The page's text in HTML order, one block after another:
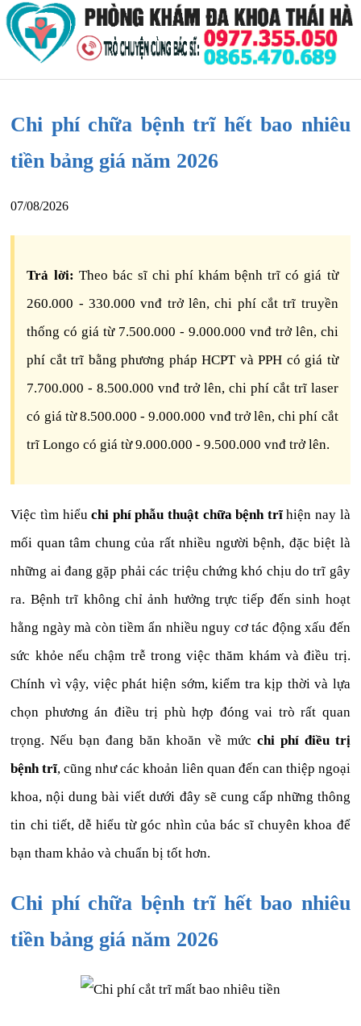
Chi phí chữa bệnh trĩ hết bao nhiêu
tiền bảng giá năm 2026
07/08/2026
Trả lời: Theo bác sĩ chi phí khám bệnh trĩ có giá từ
260.000 - 330.000 vnđ trở lên, chi phí cắt trĩ truyền
thống có giá từ 7.500.000 - 9.000.000 vnđ trở lên, chi
phí cắt trĩ bằng phương pháp HCPT và PPH có giá từ
7.700.000 - 8.500.000 vnđ trở lên, chi phí cắt trĩ laser
có giá từ 8.500.000 - 9.000.000 vnđ trở lên, chi phí cắt
trĩ Longo có giá từ 9.000.000 - 9.500.000 vnđ trở lên.
Việc tìm hiểuchi phí phẫu thuật chữa bệnh trĩhiện nay là
mối quan tâm chung của rất nhiều người bệnh, đặc biệt là
những ai đang gặp phải các triệu chứng khó chịu do trĩ gây
ra. Bệnh trĩ không chỉ ảnh hưởng trực tiếp đến sinh hoạt
hằng ngày mà còn tiềm ẩn nhiều nguy cơ tác động xấu đến
sức khỏe nếu chậm trễ trong việc thăm khám và điều trị.
Chính vì vậy, việc phát hiện sớm, kiểm tra kịp thời và lựa
chọn phương án điều trị phù hợp đóng vai trò rất quan
trọng. Nếu bạn đang băn khoăn về mức chi phí điều trị
bệnh trĩ, cũng như các khoản liên quan đến can thiệp ngoại
khoa, nội dung bài viết dưới đây sẽ cung cấp những thông
tin chi tiết, dễ hiểu từ góc nhìn của bác sĩ chuyên khoa để
bạn tham khảo và chuẩn bị tốt hơn.
Chi phí chữa bệnh trĩ hết bao nhiêu
tiền bảng giá năm 2026